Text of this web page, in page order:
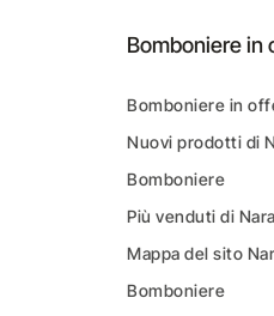
Bomboniere in
Bomboniere in
Nuovi prodotti di
Bomboniere
Più venduti di
Mappa del sito
Bomboniere